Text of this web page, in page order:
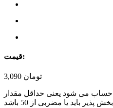
قیمت:
3,090 تومان
حساب می شود یعنی حداقل مقدار
بخش پذیر باید یا مضربی از 50 باشد